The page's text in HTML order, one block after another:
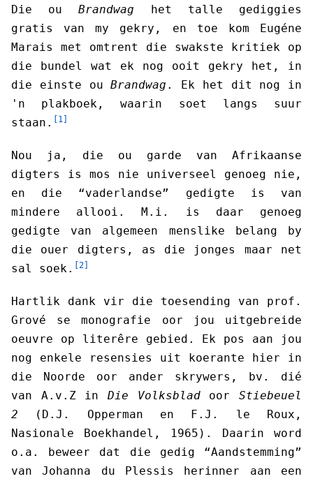
Die ouBrandwag het talle gediggies
gratis van my gekry, en toe kom Eugéne
Marais met omtrent die swakste kritiek op
die bundel wat ek nog ooit gekry het, in
die einste ouBrandwag . Ek het dit nog in
'n plakboek, waarin soet langs suur
staan.
[1]
Nou ja, die ou garde van Afrikaanse
digters is mos nie universeel genoeg nie,
en die “vaderlandse” gedigte is van
mindere allooi. M.i. is daar genoeg
gedigte van algemeen menslike belang by
die ouer digters, as die jonges maar net
sal soek.
[2]
Hartlik dank vir die toesending van prof.
Grové se monografie oor jou uitgebreide
oeuvre op literêre gebied. Ek pos aan jou
nog enkele resensies uit koerante hier in
die Noorde oor ander skrywers, bv. dié
van A.v.Z in Die VolksbladoorStiebeuel
2 (D.J. Opperman en F.J. le Roux,
Nasionale Boekhandel, 1965). Daarin word
o.a. beweer dat die gedig “Aandstemming”
van Johanna du Plessis herinner aan een